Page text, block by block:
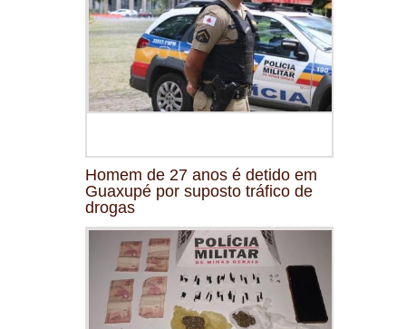
Homem de 27 anos é detido em
Guaxupé por suposto tráfico de
drogas